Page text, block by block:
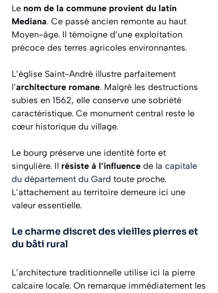
Le nom de la commune provient du latin
Mediana. Ce passé ancien remonte au haut
Moyen-âge. Il témoigne d’une exploitation
précoce des terres agricoles environnantes.
L’église Saint-André illustre parfaitement
l’architecture romane. Malgré les destructions
subies en 1562, elle conserve une sobriété
caractéristique. Ce monument central reste le
cœur historique du village.
Le bourg préserve une identité forte et
singulière. Il résiste à l’influence de la capitale
du département du Gard toute proche.
L’attachement au territoire demeure ici une
valeur essentielle.
Le charme discret des vieilles pierres et
du bâti rural
L’architecture traditionnelle utilise ici la pierre
calcaire locale. On remarque immédiatement les